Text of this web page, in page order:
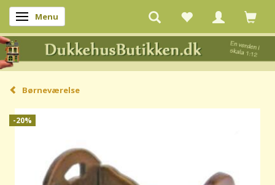
Skifte navigation
Menu
Børneværelse
-20%